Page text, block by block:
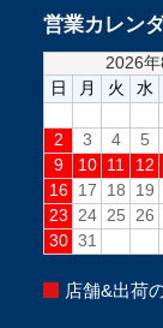
営業カレン
店舗&出荷